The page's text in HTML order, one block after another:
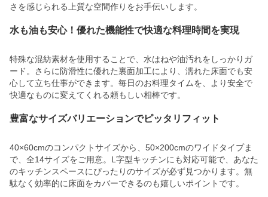
さを感じられる上質な空間作りをお手伝いします。
水も油も安心！優れた機能性で快適な料理時間を実現
特殊な混紡素材を使用することで、水はねや油汚れをしっかりガ
ード。さらに防滑性に優れた裏面加工により、濡れた床面でも安
心して立ち仕事ができます。毎日のお料理タイムを、より安全で
快適なものに変えてくれる頼もしい相棒です。
豊富なサイズバリエーションでピッタリフィット
40×60cmのコンパクトサイズから、50×200cmのワイドタイプま
で、全14サイズをご用意。L字型キッチンにも対応可能で、あなた
のキッチンスペースにぴったりのサイズが必ず見つかります。無
駄なく効率的に床面をカバーできるのも嬉しいポイントです。